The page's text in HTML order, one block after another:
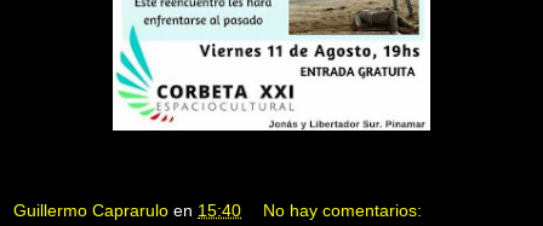
Guillermo Caprarulo en 15:40 No hay comentarios: